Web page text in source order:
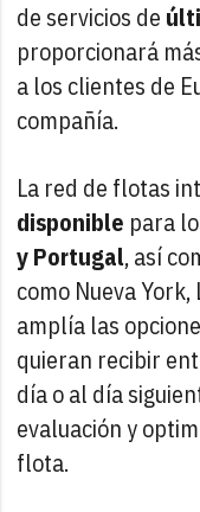
de servicios de
proporcionará
a los clientes de
compañía.
La red de flotas
disponible para
y Portugal, así
como Nueva
amplía las
quieran recibir
día o al día
evaluación y
flota.